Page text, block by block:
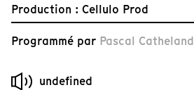
Production : Cellulo Prod
Programmé par Pascal Catheland
undefined